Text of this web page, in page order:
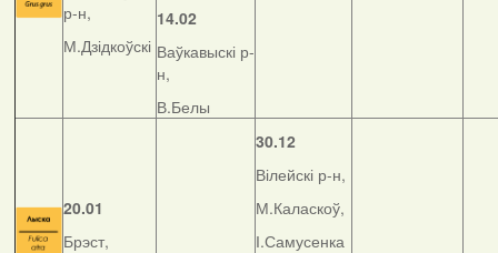
р-н,
М.Дзідкоўскі
14.02
Ваўкавыскі р-
н,
В.Белы
20.01
Брэст,
30.12
Вілейскі р-н,
М.Каласкоў,
І.Самусенка